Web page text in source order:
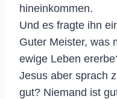
hineinkommen.
Und es fragte ihn
Guter Meister, was
ewige Leben
Jesus aber sprach
gut? Niemand ist